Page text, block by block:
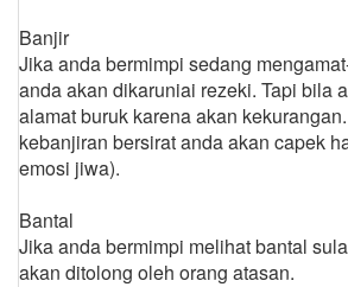
Banjir
Jika anda bermimpi sedang
anda akan dikaruniai rezeki. Tapi bila
alamat buruk karena akan
kebanjiran bersirat anda akan capek
emosi jiwa).
Bantal
Jika anda bermimpi melihat bantal
akan ditolong oleh orang atasan.